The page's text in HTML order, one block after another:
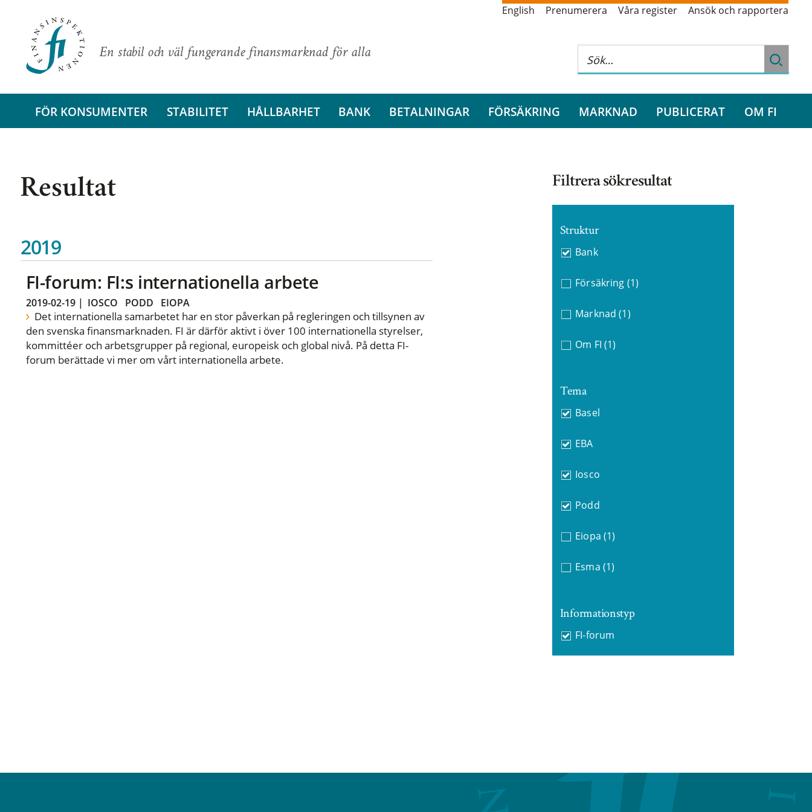
En stabil och väl fungerande finansmarknad för alla
English Prenumerera Våra register Ansök och rapportera
FÖR KONSUMENTER STABILITET HÅLLBARHET BANK BETALNINGAR FÖRSÄKRING MARKNAD PUBLICERAT OM FI
Resultat
2019
FI-forum: FI:s internationella arbete
2019-02-19| IOSCO PODD EIOPA
Det internationella samarbetet har en stor påverkan på regleringen och tillsynen av
den svenska finansmarknaden. FI är därför aktivt i över 100 internationella styrelser,
kommittéer och arbetsgrupper på regional, europeisk och global nivå. På detta FI-
forum berättade vi mer om vårt internationella arbete.
Filtrera sökresultat
Struktur
Bank
Försäkring (1)
Marknad (1)
Om FI (1)
Tema
Basel
EBA
Iosco
Podd
Eiopa (1)
Esma (1)
Informationstyp
FI-forum